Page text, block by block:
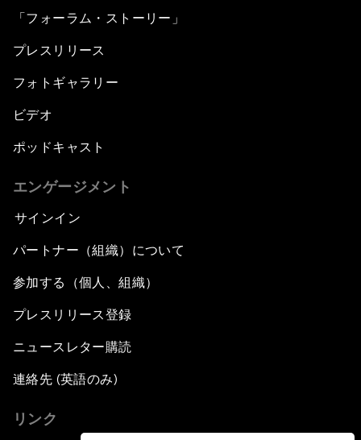
「フォーラム・ストーリー」
プレスリリース
フォトギャラリー
ビデオ
ポッドキャスト
エンゲージメント
サインイン
パートナー（組織）について
参加する（個人、組織）
プレスリリース登録
ニュースレター購読
連絡先 (英語のみ)
リンク